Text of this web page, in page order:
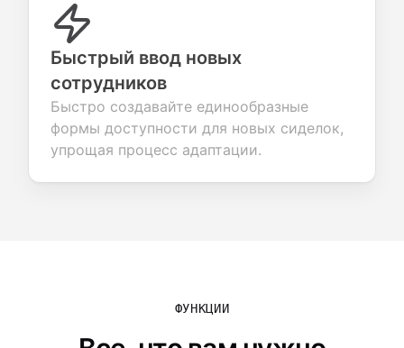
Быстрый ввод новых
сотрудников
Быстро создавайте единообразные
формы доступности для новых сиделок,
упрощая процесс адаптации.
ФУНКЦИИ